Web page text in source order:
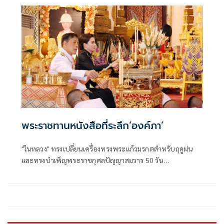
ดิน” และทอดพระเนตรนิทรรศการเฉลิมพระเกียรติ ฯ ณ ศูนย์
แสดงสินค้าและการประชุมอิมแพ็ค เมืองทองธานี อำเภอ
ปากเกร็ด จังหวัดนนทบุรี
พระราชทานหนังสือที่ระลึก‘องค์ภา’
"ในหลวง" ทรงเปลี่ยนเครื่องทรงพระแก้วมรกตสำหรับฤดูฝน
และทรงบำเพ็ญพระราชกุศลปัญญาสมวาร 50 วัน